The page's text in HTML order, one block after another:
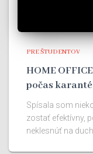
PRE ŠTUDENTOV
HOME
počas
Spísala som
zostať efektívny,
neklesnúť na